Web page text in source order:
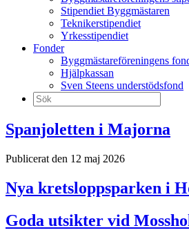
Stipendiet Byggmästaren
Teknikerstipendiet
Yrkesstipendiet
Fonder
Byggmästareföreningens
Hjälpkassan
Sven Steens understödsfond
Sök
efter:
Spanjoletten i Majorna
Publicerat den 12 maj 2026
Nya kretsloppsparken i
Goda utsikter vid